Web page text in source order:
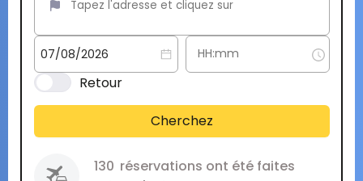
Retour
Cherchez
130 réservations ont été faites